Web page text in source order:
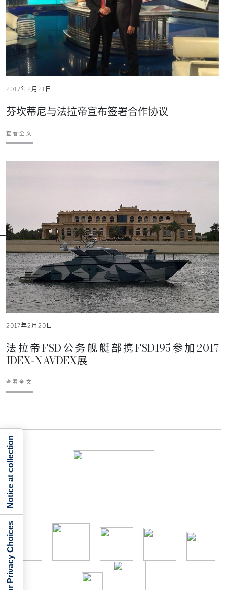
2017年2月21日
芬坎蒂尼与法拉帝宣布签署合作协议
查看全文
2017年2月20日
法拉帝FSD公务舰艇部携FSD195参加2017
IDEX-NAVDEX展
查看全文
Your Privacy Choices
Notice at collection